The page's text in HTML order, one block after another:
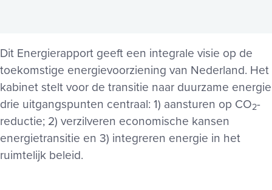
Dit Energierapport geeft een integrale visie op de
toekomstige energievoorziening van Nederland. Het
kabinet stelt voor de transitie naar duurzame energie
drie uitgangspunten centraal: 1) aansturen op CO2-
reductie; 2) verzilveren economische kansen
energietransitie en 3) integreren energie in het
ruimtelijk beleid.